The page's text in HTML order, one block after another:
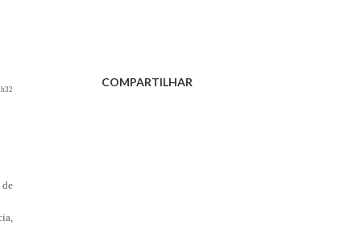
COMPARTILHAR